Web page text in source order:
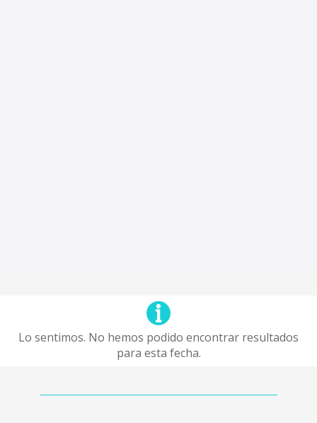
Lo sentimos. No hemos podido encontrar resultados
para esta fecha.